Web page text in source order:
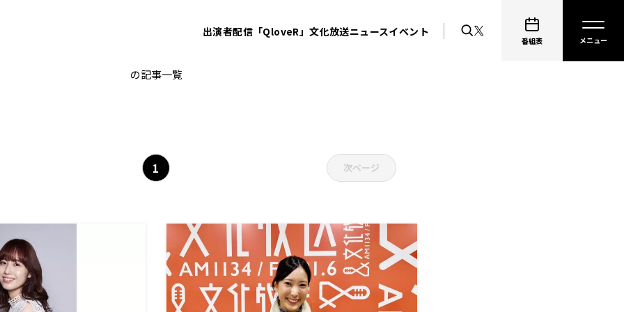
出演者配信「QloveR」文化放送ニュースイベント
番組表
かわのをとや
の記事一覧
1 次ページ